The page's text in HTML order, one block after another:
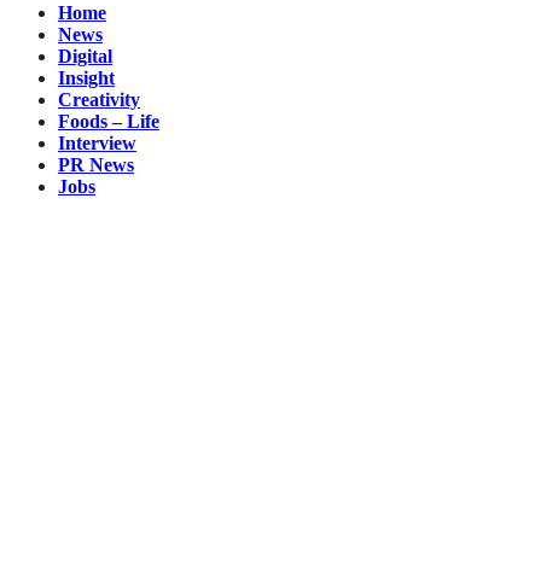
Home
News
Digital
Insight
Creativity
Foods – Life
Interview
PR News
Jobs